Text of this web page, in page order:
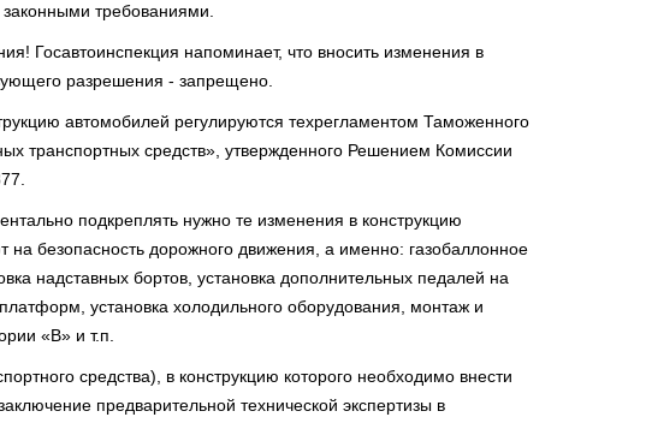
законными требованиями.
Госавтоинспекция напоминает, что вносить изменения в
разрешения - запрещено.
автомобилей регулируются техрегламентом Таможенного
транспортных средств», утвержденного Решением Комиссии
подкреплять нужно те изменения в конструкцию
на безопасность дорожного движения, а именно: газобаллонное
надставных бортов, установка дополнительных педалей на
установка холодильного оборудования, монтаж и
«В» и т.п.
средства), в конструкцию которого необходимо внести
предварительной технической экспертизы в